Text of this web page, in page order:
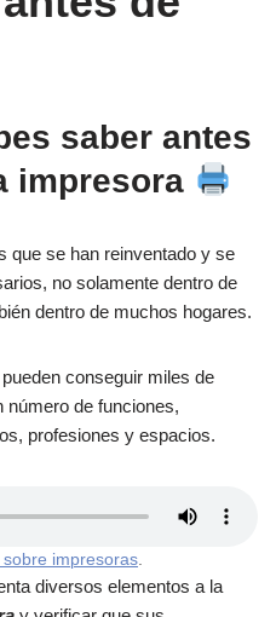
saber antes
impresora
que se han reinventado y se
no solamente dentro de
dentro de muchos hogares.
conseguir miles de
número de funciones,
profesiones y espacios.
sobre impresoras.
diversos elementos a la